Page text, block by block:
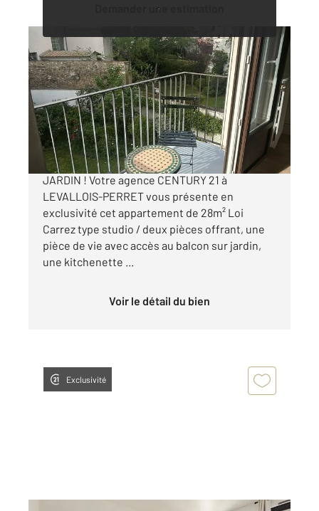
Demander une estimation
LEVALLOIS PERRET 92
30 m2, 2 pièces
Ref : 3111
Appartement F2 à vendre
333 000 €
STUDIO/DEUX PIECES AVEC BALCON SUR
JARDIN ! Votre agence CENTURY 21 à
LEVALLOIS-PERRET vous présente en
exclusivité cet appartement de 28m² Loi
Carrez type studio / deux pièces offrant, une
pièce de vie avec accès au balcon sur jardin,
une kitchenette ...
Voir le détail du bien
Exclusivité